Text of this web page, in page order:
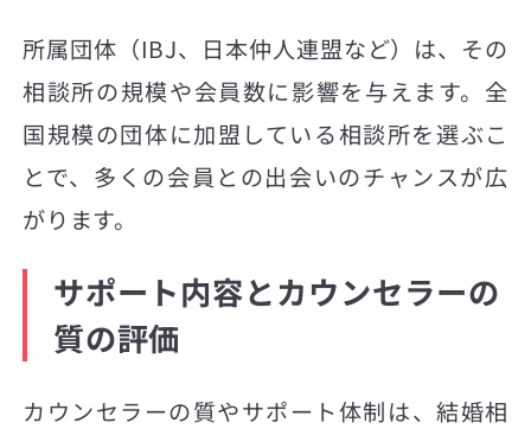
所属団体（IBJ、日本仲人連盟など）は、その
相談所の規模や会員数に影響を与えます。全
国規模の団体に加盟している相談所を選ぶこ
とで、多くの会員との出会いのチャンスが広
がります。
サポート内容とカウンセラーの
質の評価
カウンセラーの質やサポート体制は、結婚相